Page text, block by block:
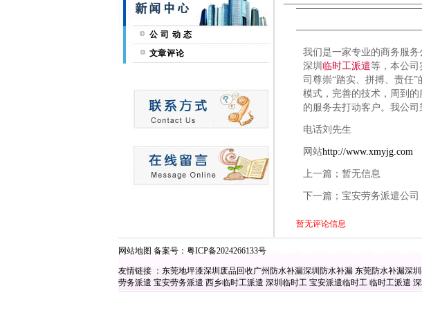
公 司 动 态
文章评论
我们是一家专业的商务服
深圳 临时工派遣等，本公司
司尊崇“踏实、拼搏、责任
模式，完善的技术，周到
的服务去打动客户。我公
电话刘先生
网站http://www.xmyjg.com
上一篇；暂无信息
下一篇；宝安劳务派遣公司
暂无评论信息
网站地图 备案号： 粤ICP备2024266133号
友情链接 ： 东莞地坪漆深圳废品回收广州防水补漏深圳防水补漏 东莞防水补漏深
劳务派遣 宝安劳务派遣 西乡临时工派遣 深圳临时工 宝安派遣临时工 临时工派遣